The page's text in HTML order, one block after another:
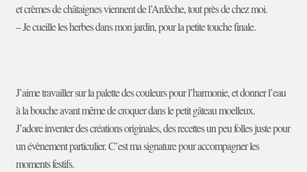
et crèmes de châtaignes viennent de l’Ardèche, tout près de chez moi.
– Je cueille les herbes dans mon jardin, pour la petite touche finale.
J’aime travailler sur la palette des couleurs pour l’harmonie, et donner l’eau
à la bouche avant même de croquer dans le petit gâteau moelleux.
J’adore inventer des créations originales, des recettes un peu folles juste pour
un évènement particulier. C’est ma signature pour accompagner les
moments festifs.